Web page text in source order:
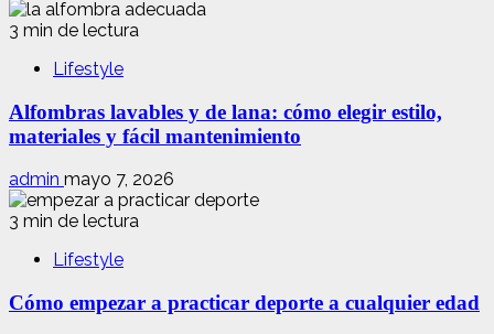
3 min de lectura
Lifestyle
Alfombras lavables y de lana: cómo elegir estilo,
materiales y fácil mantenimiento
admin mayo 7, 2026
3 min de lectura
Lifestyle
Cómo empezar a practicar deporte a cualquier edad